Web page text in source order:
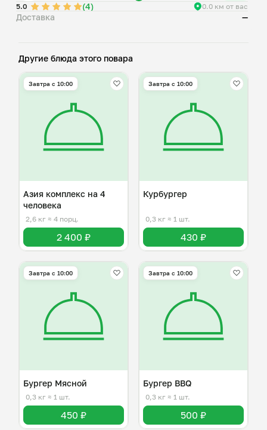
5.0
(4) 0.0 км от вас
Доставка —
Другие блюда этого повара
Завтра c 10:00
Азия комплекс на 4
человека
2,6 кг ≈ 4 порц.
2 400 ₽
Завтра c 10:00
Курбургер
0,3 кг ≈ 1 шт.
430 ₽
Завтра c 10:00
Бургер Мясной
0,3 кг ≈ 1 шт.
450 ₽
Завтра c 10:00
Бургер BBQ
0,3 кг ≈ 1 шт.
500 ₽